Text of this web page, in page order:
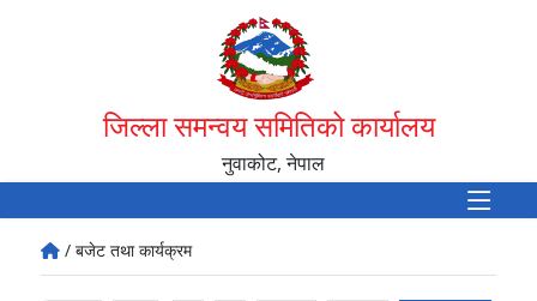
जिल्ला समन्वय समितिको कार्यालय
नुवाकोट, नेपाल
/ बजेट तथा कार्यक्रम